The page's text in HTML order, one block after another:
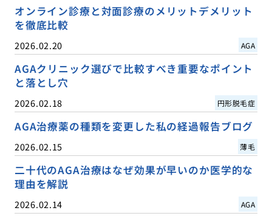
オンライン診療と対面診療のメリットデメリット
を徹底比較
2026.02.20 AGA
AGAクリニック選びで比較すべき重要なポイント
と落とし穴
2026.02.18 円形脱毛症
AGA治療薬の種類を変更した私の経過報告ブログ
2026.02.15 薄毛
二十代のAGA治療はなぜ効果が早いのか医学的な
理由を解説
2026.02.14 AGA